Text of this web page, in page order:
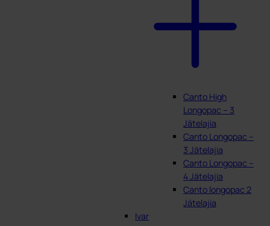
Canto High
Longopac – 3
Jätelajia
Canto Longopac –
3 Jätelajia
Canto Longopac –
4 Jätelajia
Canto longopac 2
Jätelajia
Ivar